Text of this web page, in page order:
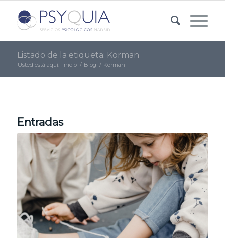
Listado de la etiqueta: Korman
Usted está aquí: Inicio / Blog / Korman
Entradas